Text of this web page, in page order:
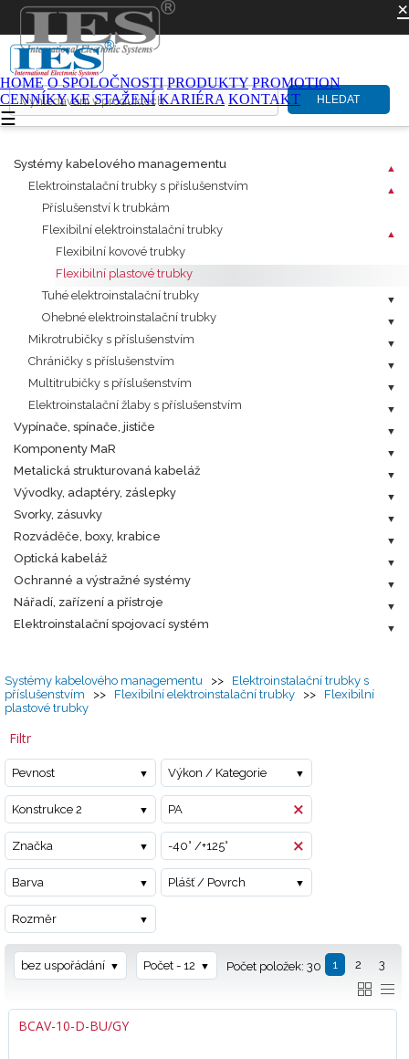
×
HOME O SPOLOČNOSTI PRODUKTY PROMOTION
CENNÍKY KE STAŽENÍ KARIÉRA KONTAKT
☰
HLEDAT
Systémy kabelového managementu
Elektroinstalační trubky s příslušenstvím
Příslušenství k trubkám
Flexibilní elektroinstalační trubky
Flexibilní kovové trubky
Flexibilní plastové trubky
Tuhé elektroinstalační trubky
Ohebné elektroinstalační trubky
Mikrotrubičky s příslušenstvím
Chráničky s příslušenstvím
Multitrubičky s příslušenstvím
Elektroinstalační žlaby s příslušenstvím
Vypínače, spínače, jističe
Komponenty MaR
Metalická strukturovaná kabeláž
Vývodky, adaptéry, záslepky
Svorky, zásuvky
Rozváděče, boxy, krabice
Optická kabeláž
Ochranné a výstražné systémy
Nářadí, zařízení a přístroje
Elektroinstalační spojovací systém
Systémy kabelového managementu >>
Elektroinstalační trubky s
příslušenstvím
>> Flexibilní elektroinstalační trubky >>
Flexibilní
plastové trubky
Filtr
Pevnost Výkon / Kategorie
Konstrukce 2 PA
Značka -40° /+125°
Barva Plášť / Povrch
Rozměr
1 2 3
bez uspořádání Počet - 12 Počet položek: 30
BCAV-10-D-BU/GY